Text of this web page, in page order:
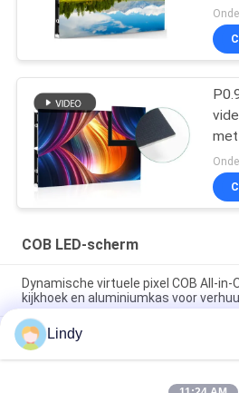
en
COB LED-scherm
Dynamische virtuele pixel COB All-in-
kijkhoek en aluminiumkas voor
Dynamisch virtueel Pixel COB-LED-
en aluminiumkas voor premium
COB P1.53 4K LED-display met Flip-
Lindy